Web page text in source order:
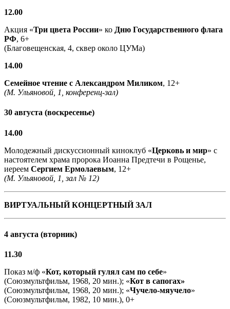
12.00
Акция «Три цвета России» ко Дню Государственного флага
РФ, 6+
(Благовещенская, 4, сквер около ЦУМа)
14.00
Семейное чтение с Александром Миликом, 12+
(М. Ульяновой, 1, конференц-зал)
30 августа (воскресенье)
14.00
Молодежный дискуссионный киноклуб «Церковь и мир» с
настоятелем храма пророка Иоанна Предтечи в Рощенье,
иереем Сергием Ермолаевым, 12+
(М. Ульяновой, 1, зал № 12)
ВИРТУАЛЬНЫЙ КОНЦЕРТНЫЙ ЗАЛ
4 августа (вторник)
11.30
Показ м/ф «Кот, который гулял сам по себе»
(Союзмультфильм, 1968, 20 мин.); «Кот в сапогах»
(Союзмультфильм, 1968, 20 мин.); «Чучело-мяучело»
(Союзмультфильм, 1982, 10 мин.), 0+